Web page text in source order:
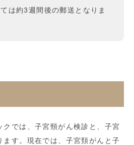
は約3週間後の郵送となりま
クでは、子宮頸がん検診と、子宮
ます。現在では、子宮頚がんと子